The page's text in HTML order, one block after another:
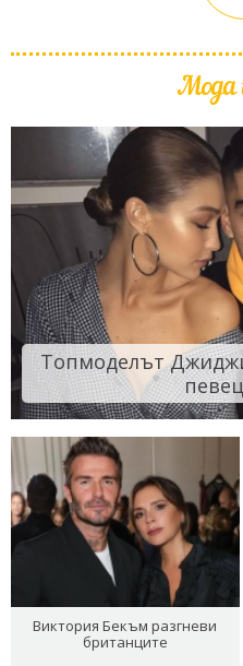
Мода
Топмоделът
Виктория Бекъм разгневи
британците